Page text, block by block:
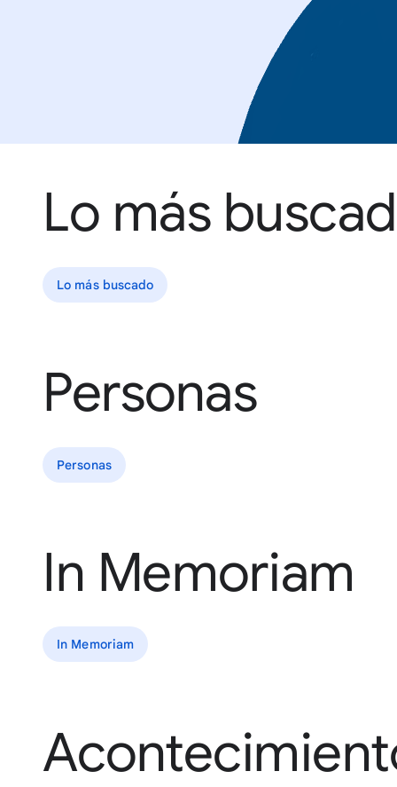
Lo más
Lo más buscado
Personas
Personas
In Memoriam
In Memoriam